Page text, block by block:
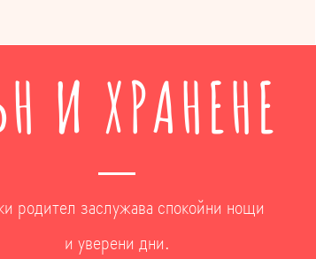
И ХРАНЕНЕ
родител заслужава спокойни нощи
и уверени дни.